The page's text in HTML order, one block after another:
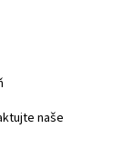
naše